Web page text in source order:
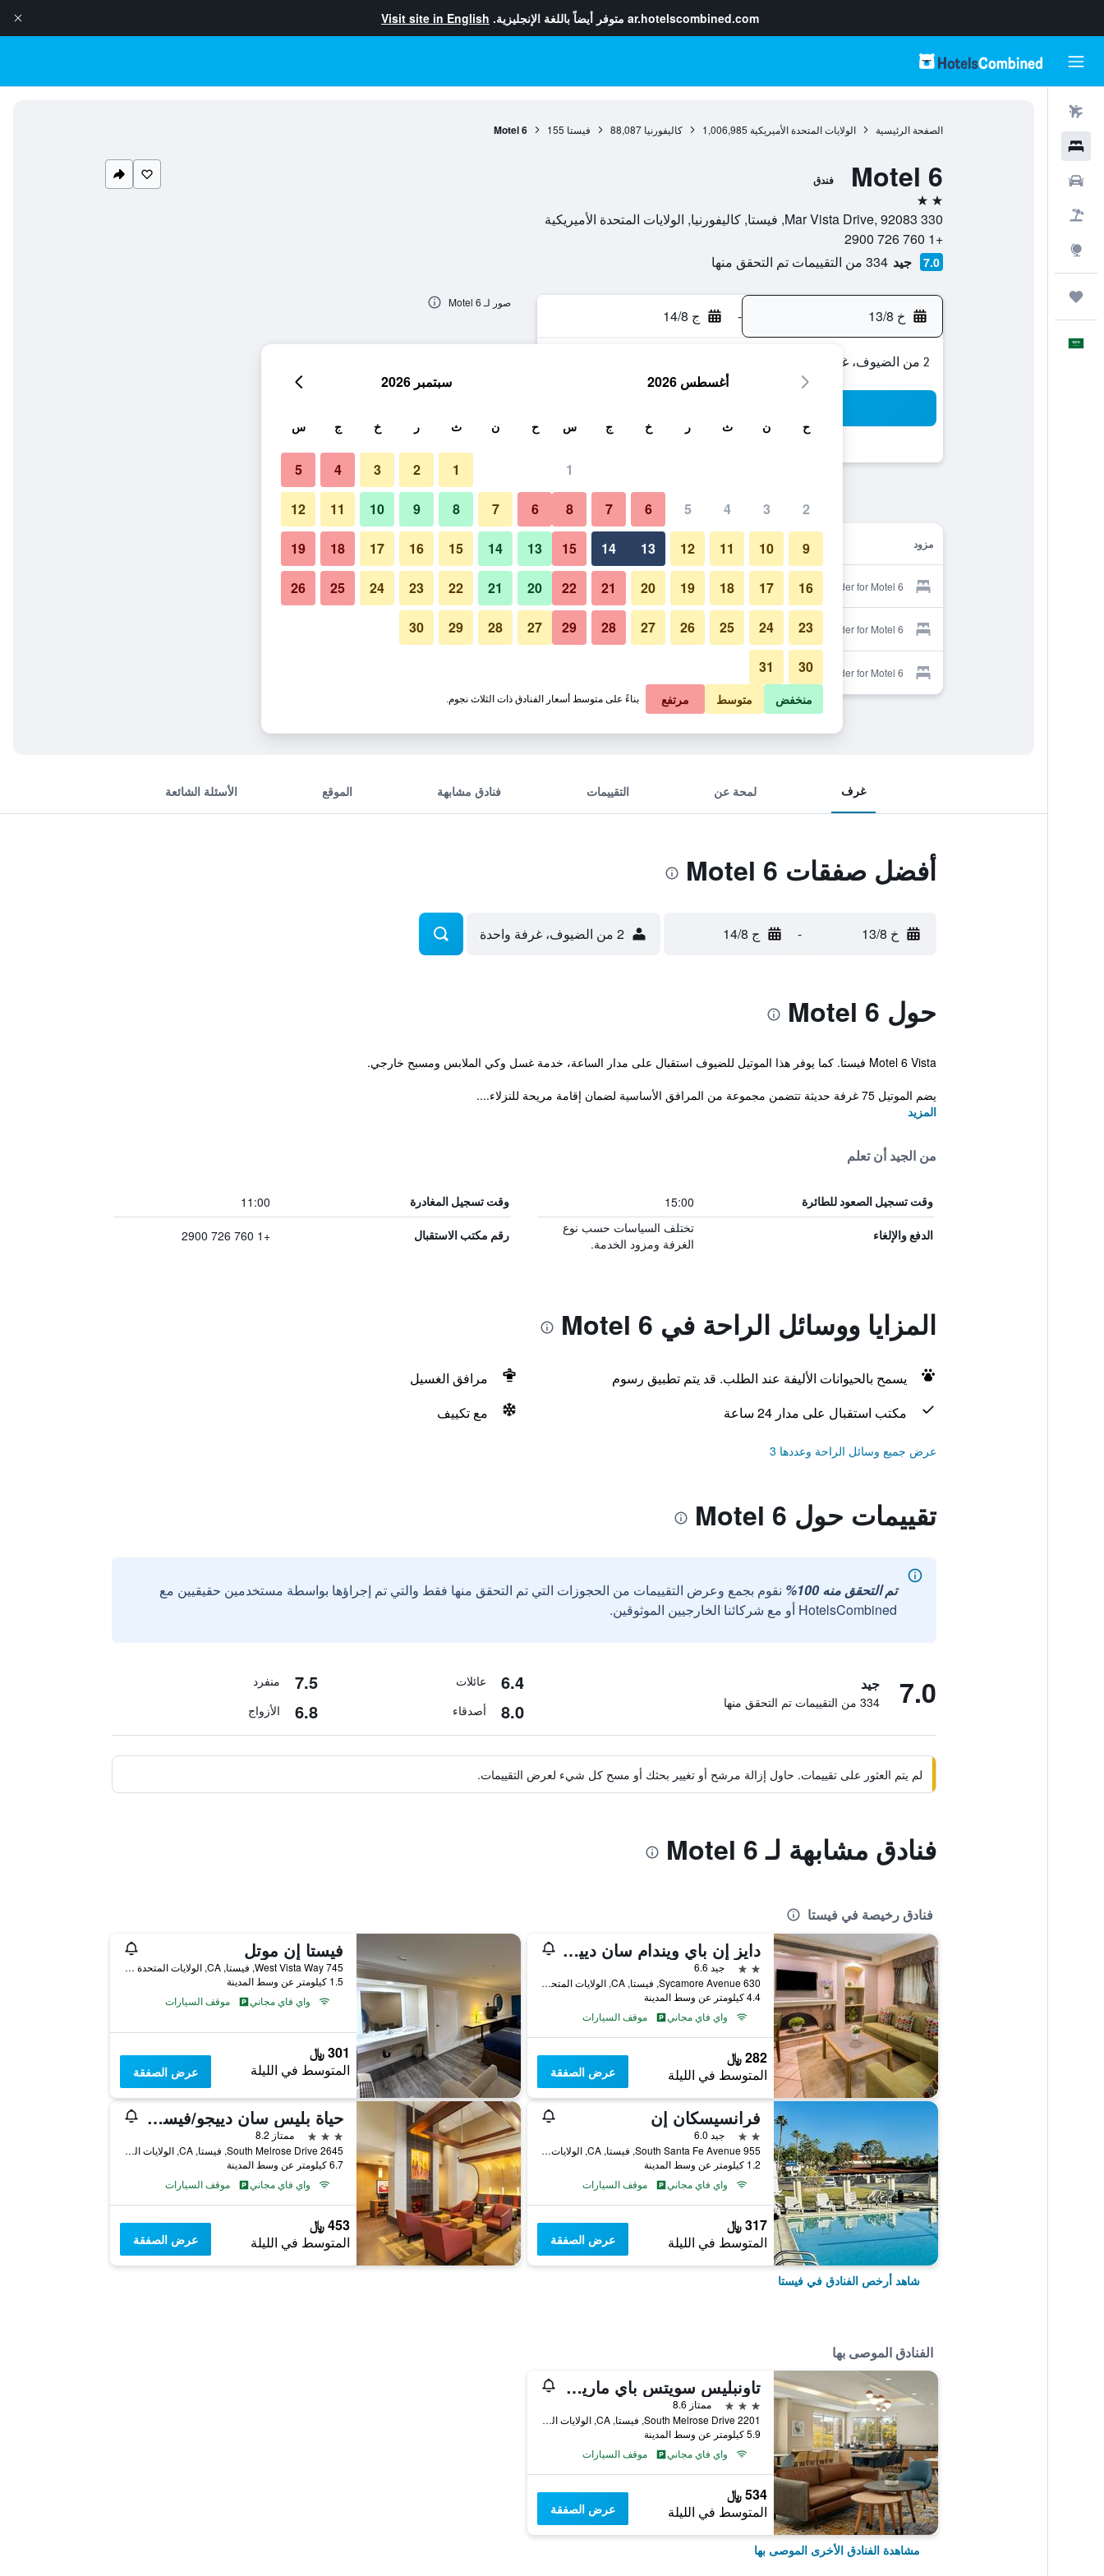
ar.hotelscombined.com متوفر أيضاً باللغة الإنجليزية. Visit site in English
الصفحة الرئيسية الولايات المتحدة الأميريكية 1,006,985 كاليفورنيا 88,087 فيستا 155
Motel 6
Motel 6 فندق
2 نجمتين
330 Mar Vista Drive, 92083, فيستا, كاليفورنيا, الولايات المتحدة الأميريكية
+1 760 726 2900
7.0 جيد 334 من التقييمات تم التحقق منها
خ 13/8 - ج 14/8
2 من الضيوف، غرفة واحدة
مزود
Provider for Motel 6 عرض الأسعار
Provider for Motel 6 عرض الأسعار
Provider for Motel 6
صور لـ Motel 6
غرف لمحة عن التقييمات فنادق مشابهة الموقع الأسئلة الشائعة
أفضل صفقات Motel 6
خ 13/8 - ج 14/8 2 من الضيوف، غرفة واحدة
حول Motel 6
Motel 6 Vista فيستا. كما يوفر هذا الموتيل للضيوف استقبال على مدار الساعة، خدمة غسل وكي الملابس ومسبح خارجي.
يضم الموتيل 75 غرفة حديثة تتضمن مجموعة من المرافق الأساسية لضمان إقامة مريحة للنزلاء....
المزيد
من الجيد أن تعلم
وقت تسجيل الصعود للطائرة 15:00 وقت تسجيل المغادرة 11:00
الدفع والإلغاء
تختلف السياسات حسب نوع
الغرفة ومزود الخدمة.
رقم مكتب الاستقبال +1 760 726 2900
المزايا ووسائل الراحة في Motel 6
يسمح بالحيوانات الأليفة عند الطلب. قد يتم تطبيق رسوم
مرافق الغسيل
مكتب استقبال على مدار 24 ساعة
مع تكييف
عرض جميع وسائل الراحة وعددها 3
تقييمات حول Motel 6
تم التحقق منه 100%
نقوم بجمع وعرض التقييمات من الحجوزات التي تم التحقق منها فقط والتي تم إجراؤها بواسطة مستخدمين حقيقيين مع
HotelsCombined أو مع شركائنا الخارجيين الموثوقين.
7.0 جيد
334 من التقييمات تم التحقق منها
6.4 عائلات 7.5 منفرد
8.0 أصدقاء 6.8 الأزواج
لم يتم العثور على تقييمات. حاول إزالة مرشح أو تغيير بحثك أو مسح كل شيء لعرض التقييمات.
فنادق مشابهة لـ Motel 6
فنادق رخيصة في فيستا
دايز إن باي ويندام سان دييجو فيستا
2 نجمتين
جيد 6.6
630 Sycamore Avenue, فيستا, CA, الولايات المتحدة الأميريكية
4.4 كيلومتر عن وسط المدينة
واي فاي مجاني
موقف السيارات
282 ﷼
المتوسط في الليلة عرض الصفقة
فيستا إن موتل
745 West Vista Way, فيستا, CA, الولايات المتحدة الأميريكية
1.5 كيلومتر عن وسط المدينة
واي فاي مجاني
موقف السيارات
301 ﷼
المتوسط في الليلة عرض الصفقة
فرانسيسكان إن
2 نجمتين
جيد 6.0
955 South Santa Fe Avenue, فيستا, CA, الولايات المتحدة الأميريكية
1.2 كيلومتر عن وسط المدينة
واي فاي مجاني
موقف السيارات
317 ﷼
المتوسط في الليلة عرض الصفقة
حياة بليس سان دييجو/فيستا-كارلسباد
3 نجوم
ممتاز 8.2
2645 South Melrose Drive, فيستا, CA, الولايات المتحدة الأميريكية
6.7 كيلومتر عن وسط المدينة
واي فاي مجاني
موقف السيارات
453 ﷼
المتوسط في الليلة عرض الصفقة
شاهد أرخص الفنادق في فيستا
الفنادق الموصى بها
تاونبليس سويتس باي ماريوت سان ديجو فيستا
3 نجوم
ممتاز 8.6
2201 South Melrose Drive, فيستا, CA, الولايات المتحدة الأميريكية
5.9 كيلومتر عن وسط المدينة
واي فاي مجاني
موقف السيارات
534 ﷼
المتوسط في الليلة عرض الصفقة
مشاهدة الفنادق الأخرى الموصى بها
أغسطس 2026
ح ن ث ر خ ج س
1
2
3
4
5
6
7
8
9
10
11
12
13
14
15
16
17
18
19
20
21
22
23
24
25
26
27
28
29
30
31
سبتمبر 2026
ح ن ث ر خ ج س
1
2
3
4
5
6
7
8
9
10
11
12
13
14
15
16
17
18
19
20
21
22
23
24
25
26
27
28
29
30
منخفض متوسط مرتفع بناءً على متوسط أسعار الفنادق ذات الثلاث نجوم.